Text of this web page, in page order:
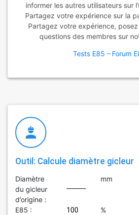
informer les autres utilisateurs sur
Partagez votre expérience sur la
Partagez votre expérience,
questions des membres sur
Tests E85 – Forum
Outil: Calcule diamètre gicleur
Diamètre
du gicleur
d’origine :
mm
E85 :
%